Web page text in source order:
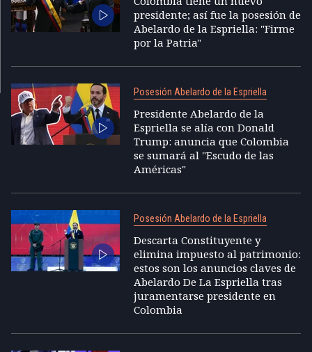
presidente; así fue la posesión de
Abelardo de la Espriella: "Firme
por la Patria"
Posesión Abelardo de la Espriella
Presidente Abelardo de la
Espriella se alía con Donald
Trump: anuncia que Colombia
se sumará al "Escudo de las
Américas"
Posesión Abelardo de la Espriella
Descarta Constituyente y
elimina impuesto al patrimonio:
estos son los anuncios claves de
Abelardo De La Espriella tras
juramentarse presidente en
Colombia